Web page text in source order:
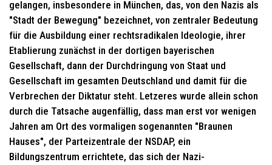
gelangen, insbesondere in München, das, von den Nazis als
"Stadt der Bewegung" bezeichnet, von zentraler Bedeutung
für die Ausbildung einer rechtsradikalen Ideologie, ihrer
Etablierung zunächst in der dortigen bayerischen
Gesellschaft, dann der Durchdringung von Staat und
Gesellschaft im gesamten Deutschland und damit für die
Verbrechen der Diktatur steht. Letzeres wurde allein schon
durch die Tatsache augenfällig, dass man erst vor wenigen
Jahren am Ort des vormaligen sogenannten "Braunen
Hauses", der Parteizentrale der NSDAP, ein
Bildungszentrum errichtete, das sich der Nazi-